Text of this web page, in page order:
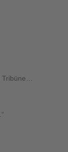
Tribüne…